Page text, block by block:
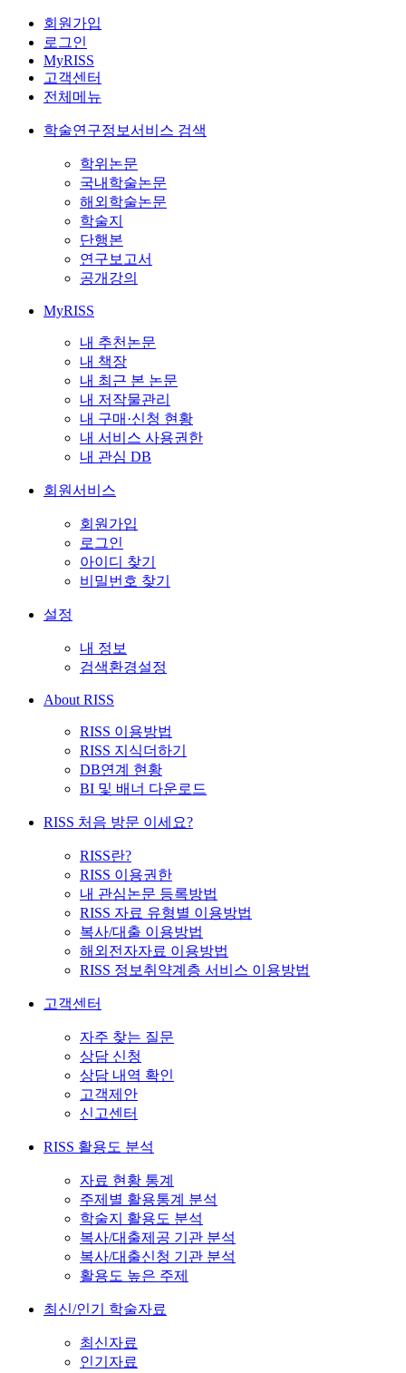
회원가입
로그인
MyRISS
고객센터
전체메뉴
학술연구정보서비스 검색
학위논문
국내학술논문
해외학술논문
학술지
단행본
연구보고서
공개강의
MyRISS
내 추천논문
내 책장
내 최근 본 논문
내 저작물관리
내 구매·신청 현황
내 서비스 사용권한
내 관심 DB
회원서비스
회원가입
로그인
아이디 찾기
비밀번호 찾기
설정
내 정보
검색환경설정
About RISS
RISS 이용방법
RISS 지식더하기
DB연계 현황
BI 및 배너 다운로드
RISS 처음 방문 이세요?
RISS란?
RISS 이용권한
내 관심논문 등록방법
RISS 자료 유형별 이용방법
복사/대출 이용방법
해외전자자료 이용방법
RISS 정보취약계층 서비스 이용방법
고객센터
자주 찾는 질문
상담 신청
상담 내역 확인
고객제안
신고센터
RISS 활용도 분석
자료 현황 통계
주제별 활용통계 분석
학술지 활용도 분석
복사/대출제공 기관 분석
복사/대출신청 기관 분석
활용도 높은 주제
최신/인기 학술자료
최신자료
인기자료